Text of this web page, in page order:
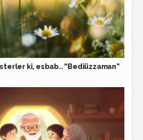
ki, esbab.. “Bediüzzaman”